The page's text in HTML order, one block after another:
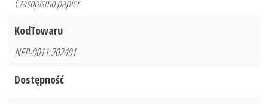
Czasopismo papier
KodTowaru
NEP-0011:202401
Dostępność